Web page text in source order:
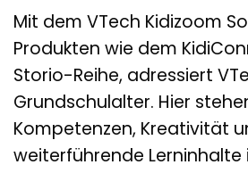
Mit dem VTech Kidizoom
Produkten wie dem
Storio-Reihe, adressiert
Grundschulalter. Hier
Kompetenzen, Kreativität
weiterführende Lerninhalte